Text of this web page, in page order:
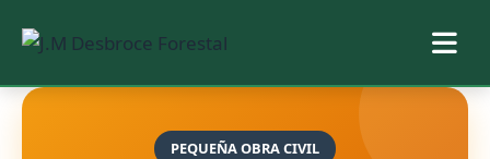
Saltar
PEQUEÑA OBRA CIVIL